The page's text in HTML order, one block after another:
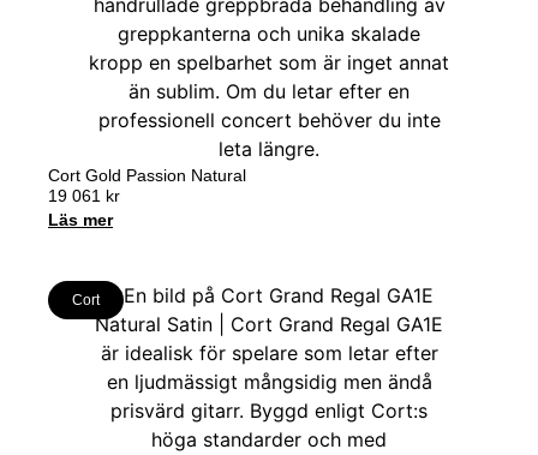
Cort Gold Passion Natural
19 061 kr
Läs mer
Cort